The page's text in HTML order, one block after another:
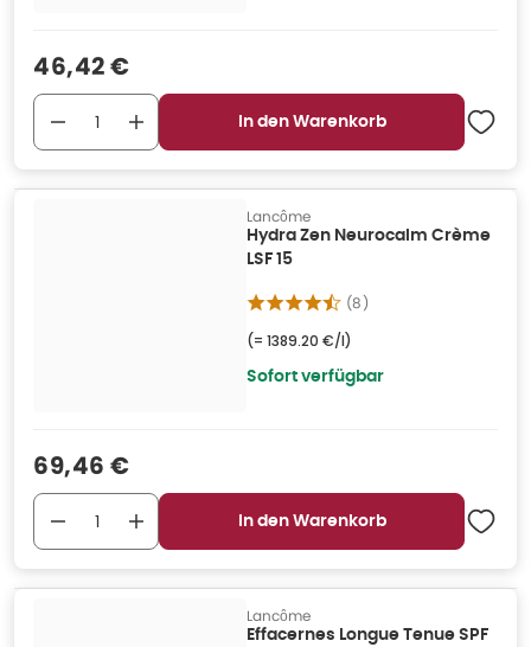
Verkaufspreis
46,42 €
In den Warenkorb
Lancôme
Hydra Zen Neurocalm Crème
LSF 15
(8)
(= 1389.20 €/l)
Sofort verfügbar
Verkaufspreis
69,46 €
In den Warenkorb
Lancôme
Effacernes Longue Tenue SPF